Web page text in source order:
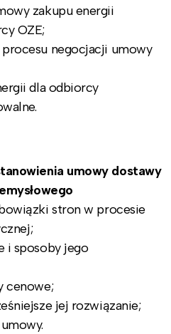
zakupu energii
OZE;
negocjacji umowy
dla odbiorcy
umowy dostawy
stron w procesie
i sposoby jego
cenowe;
jej rozwiązanie;